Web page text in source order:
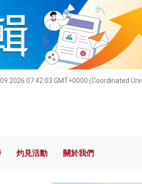
2026 07:42:04 GMT+0000 (Coordinated
榜 灼見活動 關於我們
灼見活動 關於我們